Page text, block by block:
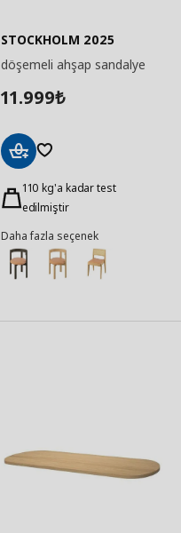
STOCKHOLM 2025
döşemeli ahşap sandalye
11.999₺
Ekle 110 kg'a kadar test
edilmiştir
Daha fazla seçenek